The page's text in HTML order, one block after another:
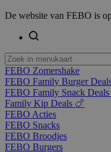
De website van FEBO is
FEBO Zomershake
FEBO Family Burger
FEBO Family Snack Deals
Family Kip Deals 🍗
FEBO Acties
FEBO Snacks
FEBO Broodjes
FEBO Burgers